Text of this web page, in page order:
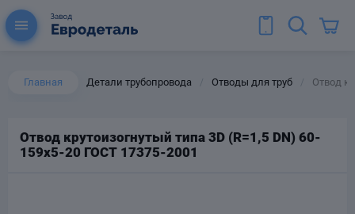
Главная Детали трубопровода Отводы для труб Отвод
Отвод крутоизогнутый типа 3D (R=1,5 DN) 60-
159х5-20 ГОСТ 17375-2001
для труб